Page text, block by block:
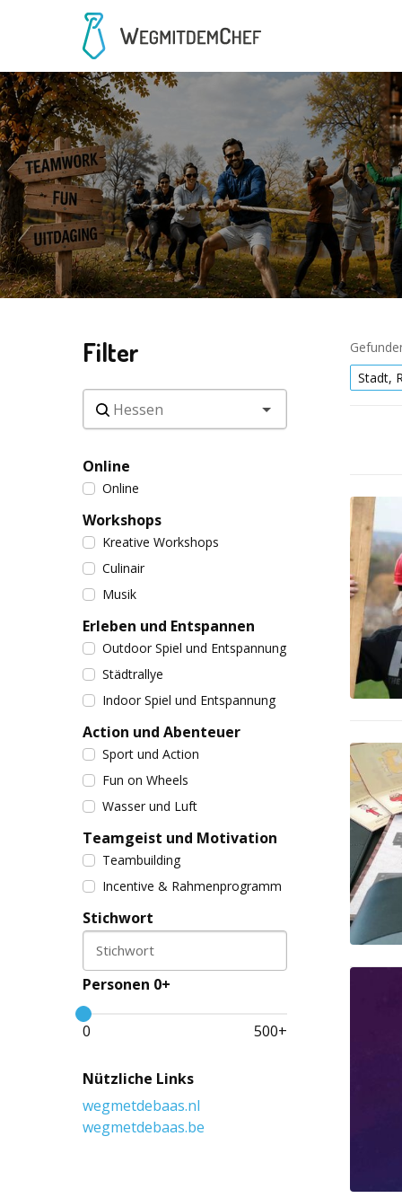
Filter
Online
Online
Workshops
Kreative Workshops
Culinair
Musik
Erleben und Entspannen
Outdoor Spiel und Entspannung
Städtrallye
Indoor Spiel und Entspannung
Action und Abenteuer
Sport und Action
Fun on Wheels
Wasser und Luft
Teamgeist und Motivation
Teambuilding
Incentive & Rahmenprogramm
Stichwort
Stichwort
Personen 0+
0 500+
Nützliche Links
wegmetdebaas.nl
wegmetdebaas.be
Stadt,